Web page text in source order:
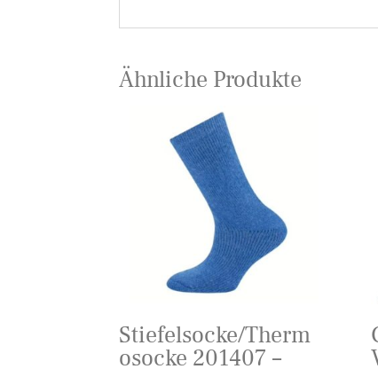
Ähnliche Produkte
Stiefelsocke/Therm
osocke 201407 –